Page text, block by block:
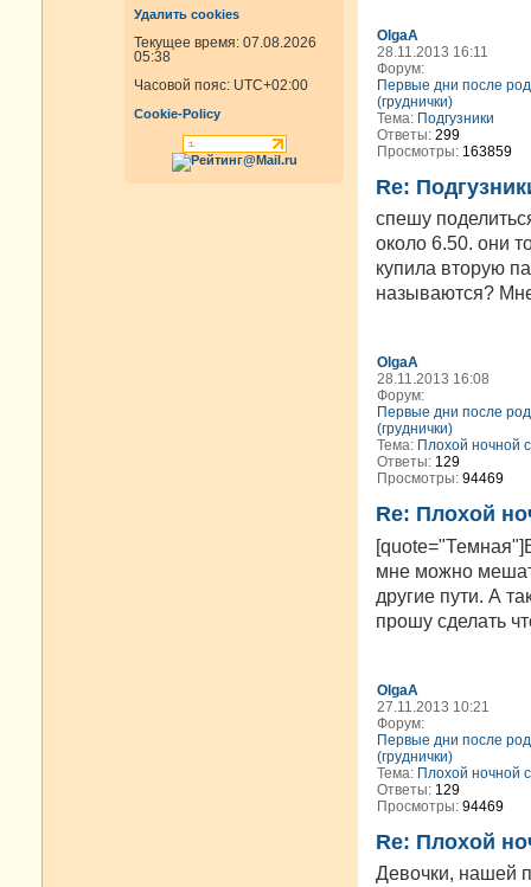
Удалить cookies
Текущее время: 07.08.2026
05:38
Часовой пояс: UTC+02:00
Cookie-Policy
OlgaA
28.11.2013 16:11
Форум:
Первые дни после
(груднички)
Тема: Подгузники
Ответы: 299
Просмотры: 163859
Re:
спешу
около 6.50. они
купила вторую
называются?
OlgaA
28.11.2013 16:08
Форум:
Первые дни после
(груднички)
Тема: Плохой ночной
Ответы: 129
Просмотры: 94469
Re: Плохой
мне можно
другие пути. А
прошу сделать
OlgaA
27.11.2013 10:21
Форум:
Первые дни после
(груднички)
Тема: Плохой ночной
Ответы: 129
Просмотры: 94469
Re: Плохой
Девочки, нашей